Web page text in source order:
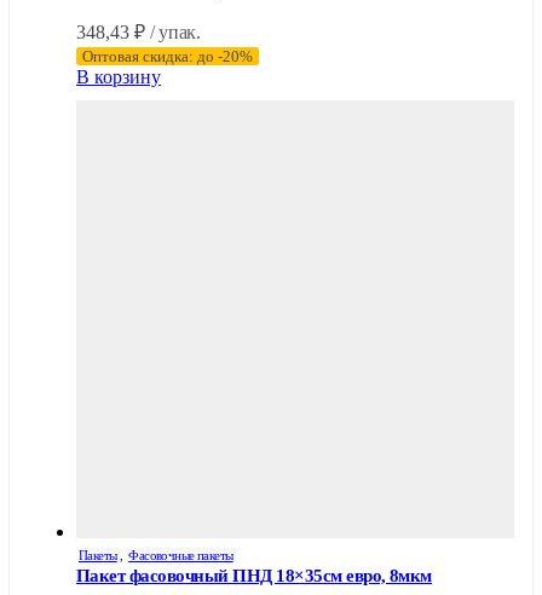
348,43 ₽ / упак.
Оптовая скидка: до -20%
В корзину
Пакеты, Фасовочные пакеты
Пакет фасовочный ПНД 18×35см евро, 8мкм